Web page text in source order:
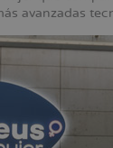
avanzadas